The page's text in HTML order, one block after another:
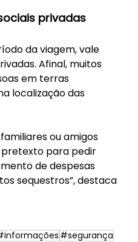
privadas
da viagem, vale
Afinal, muitos
em terras
localização das
ou amigos
para pedir
de despesas
sequestros”, destaca
#segurança